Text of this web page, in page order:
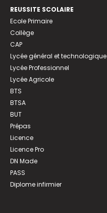
REUSSITE SCOLAIRE
Ecole Primaire
Collège
CAP
Lycée général et technologique
Lycée Professionnel
Lycée Agricole
BTS
BTSA
BUT
Prépas
Licence
Licence Pro
DN Made
PASS
Diplome infirmier